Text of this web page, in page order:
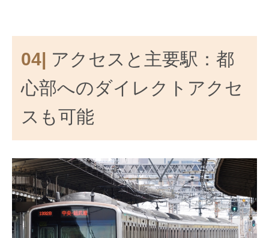
04| アクセスと主要駅：都
心部へのダイレクトアクセ
スも可能